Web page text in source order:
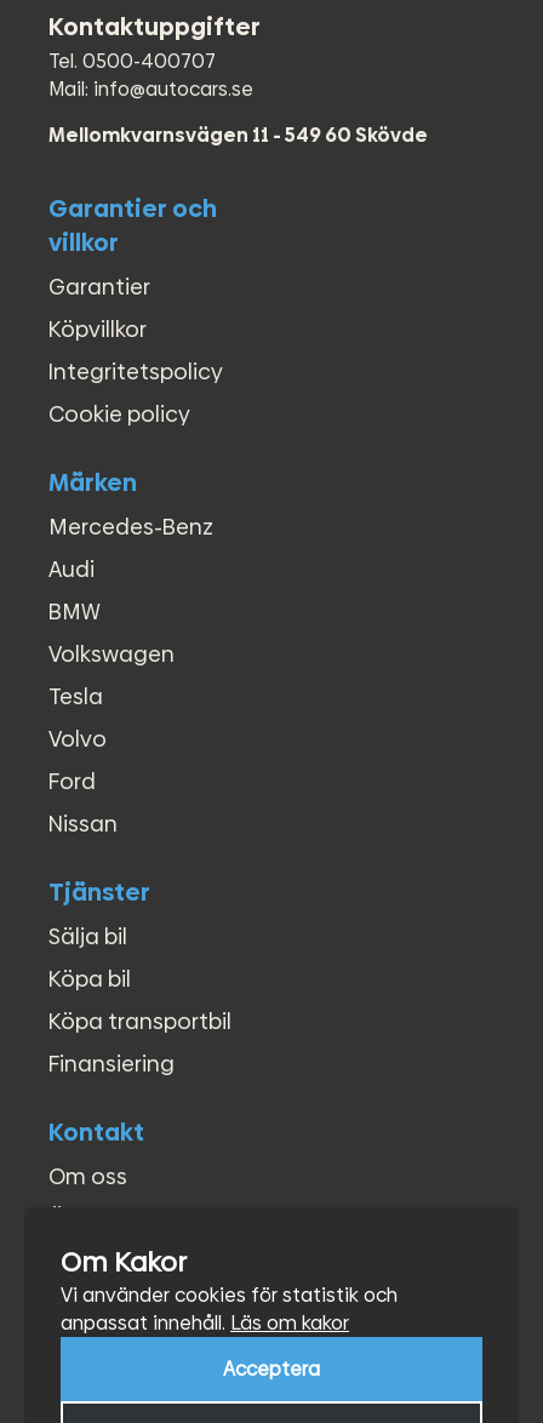
Kontaktuppgifter
Tel. 0500-400707
Mail: info@autocars.se
Mellomkvarnsvägen 11 - 549 60 Skövde
Garantier och
villkor
Garantier
Köpvillkor
Integritetspolicy
Cookie policy
Märken
Mercedes-Benz
Audi
BMW
Volkswagen
Tesla
Volvo
Ford
Nissan
Tjänster
Sälja bil
Köpa bil
Köpa transportbil
Finansiering
Kontakt
Om oss
Kontakt
Hitta hit
Om Kakor
Vi använder cookies för statistik och
anpassat innehåll. Läs om kakor
Acceptera